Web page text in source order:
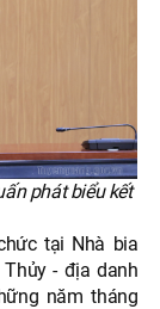
phát biểu kết
tại Nhà bia
- địa danh
năm tháng